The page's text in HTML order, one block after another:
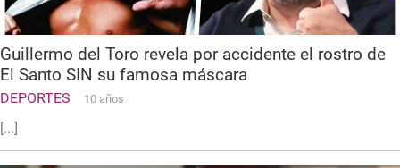
Guillermo del Toro revela por accidente el rostro de
El Santo SIN su famosa máscara
DEPORTES 10 años
[...]